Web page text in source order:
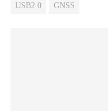
USB2.0 GNSS